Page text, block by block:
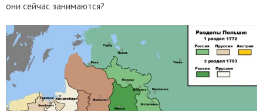
они сейчас занимаются?